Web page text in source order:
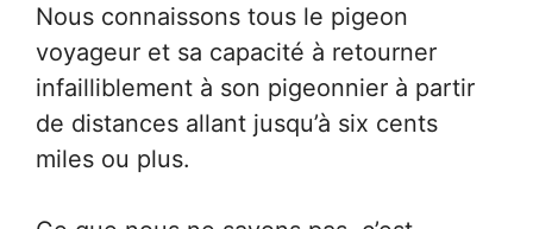
Nous connaissons tous le pigeon
voyageur et sa capacité à retourner
infailliblement à son pigeonnier à partir
de distances allant jusqu’à six cents
miles ou plus.